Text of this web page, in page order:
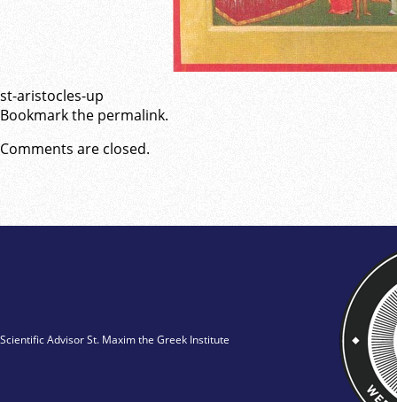
st-aristocles-up
Bookmark the permalink.
Comments are closed.
Scientific Advisor St. Maxim the Greek Institute